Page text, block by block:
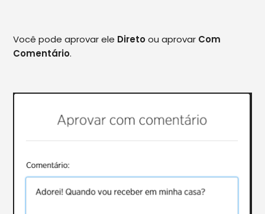
Você pode aprovar ele Diretoou aprovar Com
Comentário.